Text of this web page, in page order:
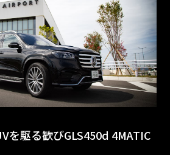
を駆る歓びGLS450d 4MATIC